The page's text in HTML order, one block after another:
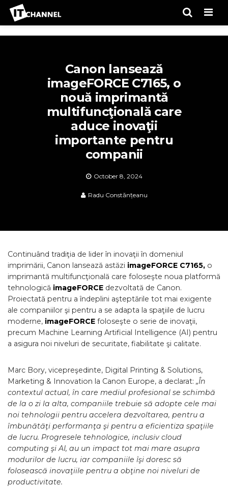
Canon lansează
imageFORCE C7165, o
nouă imprimantă
multifuncţională care
aduce inovaţii
importante pentru
companii
October 8, 2024
Radu Constănțeanu
Continuând tradiţia de lider în inovaţii în domeniul
imprimării, Canon lansează astăzi imageFORCE C7165, o
imprimantă multifuncţională care foloseşte noua platformă
tehnologică imageFORCE dezvoltată de Canon.
Proiectată pentru a îndeplini aşteptările tot mai exigente
ale companiilor şi pentru a se adapta la spaţiile de lucru
moderne, imageFORCE foloseşte o serie de inovaţii,
precum Machine Learning Artificial Intelligence (AI) pentru
a asigura noi niveluri de securitate, fiabilitate şi calitate.
Marc Bory, vicepreşedinte, Digital Printing & Solutions,
Marketing & Innovation la Canon Europe, a declarat: „În
contextul actual, în care mediul profesional se schimbă
de la o zi la alta, companiile trebuie să adopte cele mai
noi tehnologii pentru accelera dezvoltarea, pentru a
îmbunătăţi performanţa şi pentru a eficientiza spaţiile
de lucru. Progresele tehnologice, inclusiv cloud
computing şi AI, au un impact tot mai mare asupra
modurilor de lucru, iar companiile îşi doresc să
folosească inovaţiile pentru a obţine noi niveluri de
productivitate.